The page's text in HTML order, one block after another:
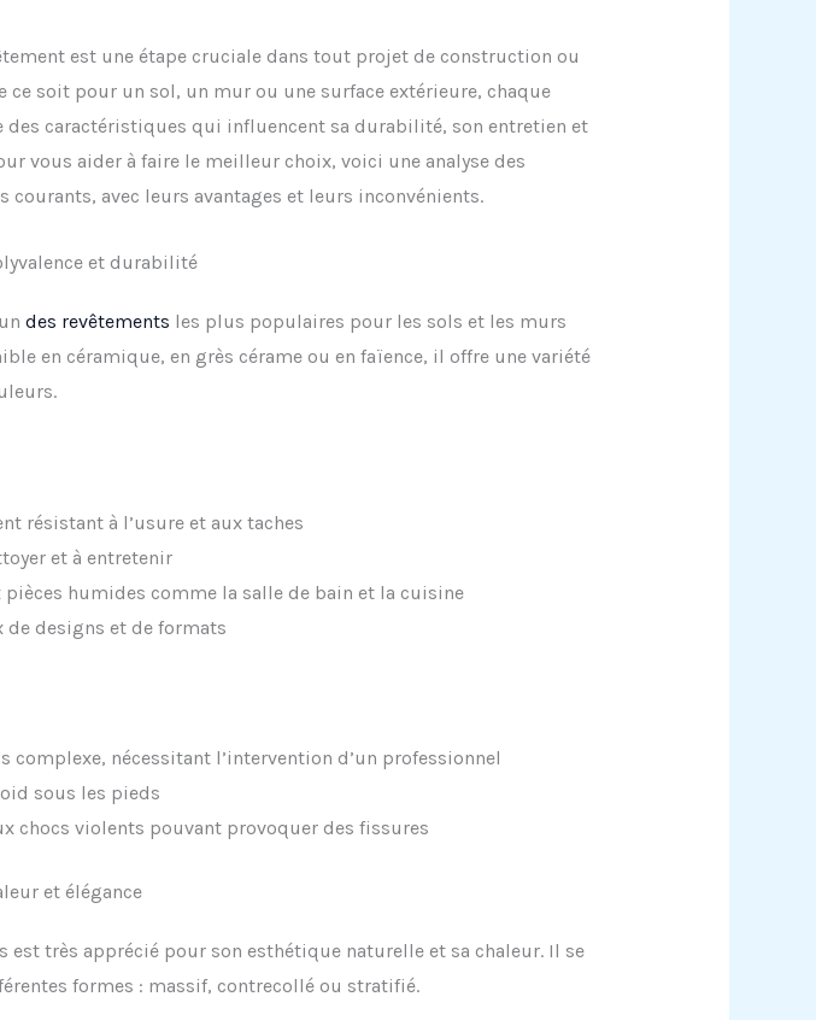
est une étape cruciale dans tout projet de construction ou
ce soit pour un sol, un mur ou une surface extérieure, chaque
des caractéristiques qui influencent sa durabilité, son entretien et
vous aider à faire le meilleur choix, voici une analyse des
courants, avec leurs avantages et leurs inconvénients.
et durabilité
des revêtements les plus populaires pour les sols et les murs
en céramique, en grès cérame ou en faïence, il offre une variété
résistant à l’usure et aux taches
et à entretenir
pièces humides comme la salle de bain et la cuisine
de designs et de formats
complexe, nécessitant l’intervention d’un professionnel
sous les pieds
chocs violents pouvant provoquer des fissures
et élégance
est très apprécié pour son esthétique naturelle et sa chaleur. Il se
formes : massif, contrecollé ou stratifié.